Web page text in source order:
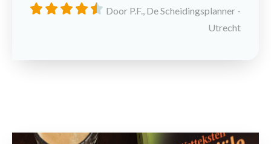
Door P.F., De Scheidingsplanner -
Utrecht